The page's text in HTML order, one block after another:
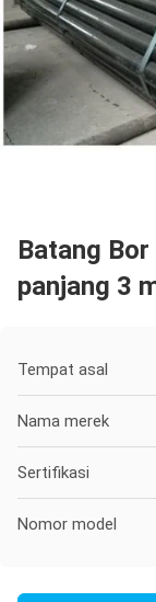
Batang
panjang 3
Tempat asal
Nama merek
Sertifikasi
Nomor model